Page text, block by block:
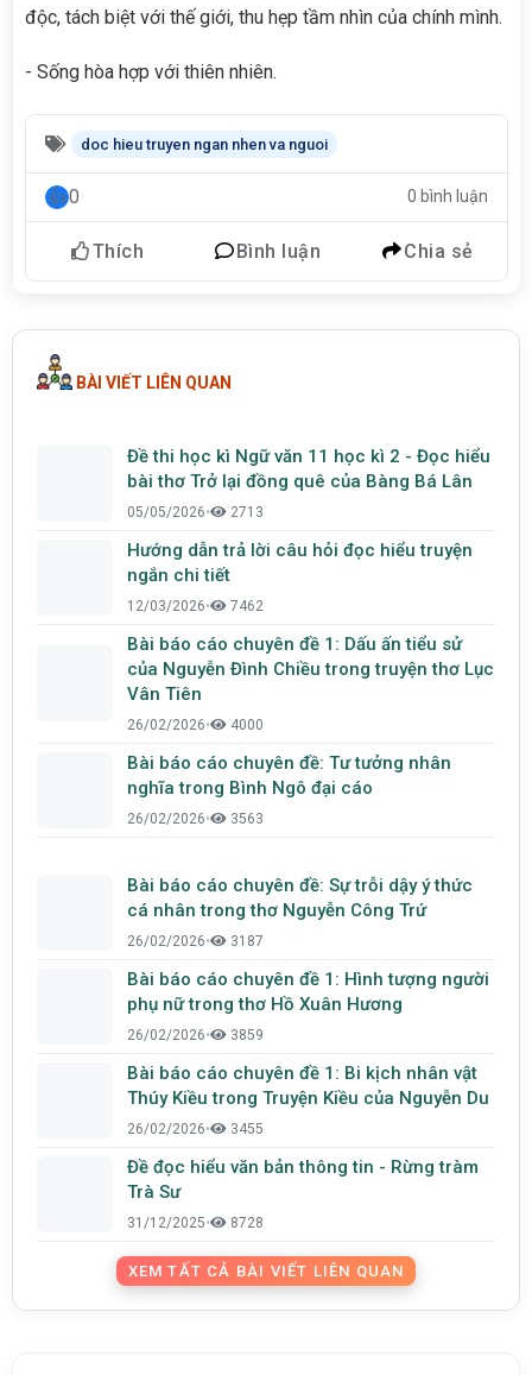
độc, tách biệt với thế giới, thu hẹp tầm nhìn của chính mình.
- Sống hòa hợp với thiên nhiên.
doc hieu truyen ngan nhen va nguoi
0 0 bình luận
Thích Bình luận Chia sẻ
BÀI VIẾT LIÊN QUAN
Đề thi học kì Ngữ văn 11 học kì 2 - Đọc hiểu
bài thơ Trở lại đồng quê của Bàng Bá Lân
05/05/2026• 2713
Hướng dẫn trả lời câu hỏi đọc hiểu truyện
ngắn chi tiết
12/03/2026• 7462
Bài báo cáo chuyên đề 1: Dấu ấn tiểu sử
của Nguyễn Đình Chiều trong truyện thơ Lục
Vân Tiên
26/02/2026• 4000
Bài báo cáo chuyên đề: Tư tưởng nhân
nghĩa trong Bình Ngô đại cáo
26/02/2026• 3563
Bài báo cáo chuyên đề: Sự trỗi dậy ý thức
cá nhân trong thơ Nguyễn Công Trứ
26/02/2026• 3187
Bài báo cáo chuyên đề 1: Hình tượng người
phụ nữ trong thơ Hồ Xuân Hương
26/02/2026• 3859
Bài báo cáo chuyên đề 1: Bi kịch nhân vật
Thúy Kiều trong Truyện Kiều của Nguyễn Du
26/02/2026• 3455
Đề đọc hiểu văn bản thông tin - Rừng tràm
Trà Sư
31/12/2025• 8728
XEM TẤT CẢ BÀI VIẾT LIÊN QUAN